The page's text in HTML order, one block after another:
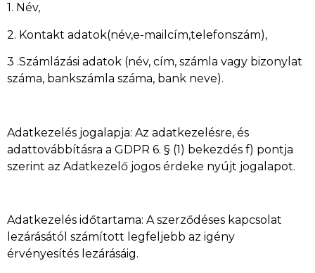
1. Név,
2. Kontakt adatok(név,e-mailcím,telefonszám),
3 .Számlázási adatok (név, cím, számla vagy bizonylat
száma, bankszámla száma, bank neve).
Adatkezelés jogalapja: Az adatkezelésre, és
adattovábbításra a GDPR 6. § (1) bekezdés f) pontja
szerint az Adatkezelő jogos érdeke nyújt jogalapot.
Adatkezelés időtartama: A szerződéses kapcsolat
lezárásától számított legfeljebb az igény
érvényesítés lezárásáig.